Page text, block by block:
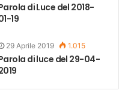
di Luce del 2018-
19
29 Aprile 2019 1.015
di luce del 29-04-